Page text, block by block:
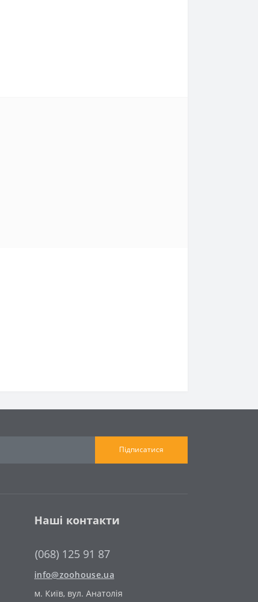
Підписатися
Наші контакти
(068) 125 91 87
info@zoohouse.ua
м. Київ, вул. Анатолія